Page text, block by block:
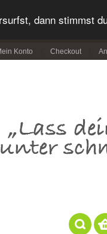
dann stimmst
Konto Checkout